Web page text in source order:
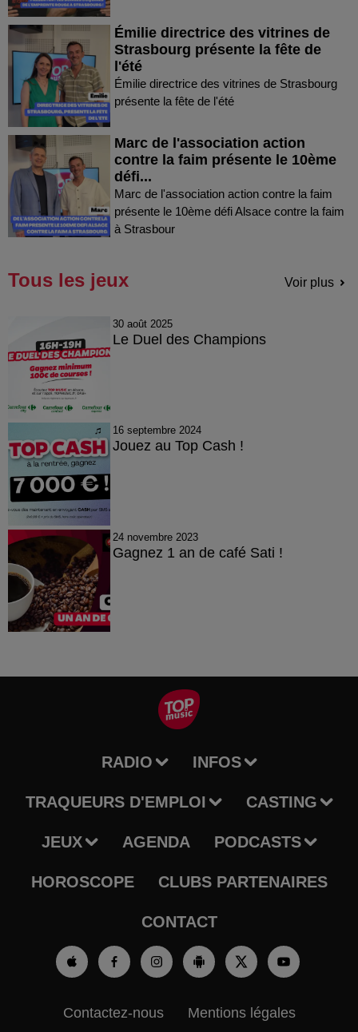
Émilie directrice des vitrines de
Strasbourg présente la fête de
l'été
Émilie directrice des vitrines de Strasbourg
présente la fête de l'été
Marc de l'association action
contre la faim présente le 10ème
défi...
Marc de l'association action contre la faim
présente le 10ème défi Alsace contre la faim
à Strasbour
Tous les jeux Voir plus
30 août 2025
Le Duel des Champions
16 septembre 2024
Jouez au Top Cash !
24 novembre 2023
Gagnez 1 an de café Sati !
RADIO INFOS
TRAQUEURS D'EMPLOI CASTING
JEUX AGENDA PODCASTS
HOROSCOPE CLUBS PARTENAIRES
CONTACT
Contactez-nous Mentions légales